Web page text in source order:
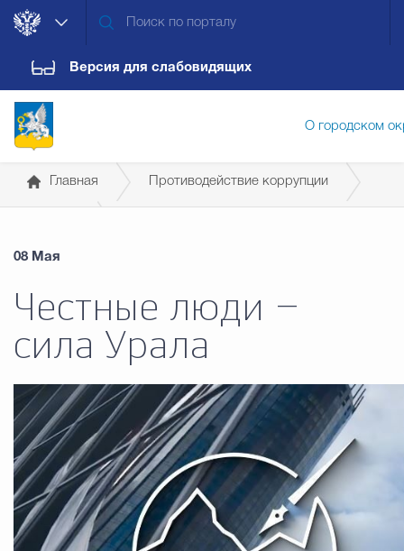
Версия для слабовидящих
О городском
Новости
Муниципальная
Противодействие
Главная Противодействие коррупции
08 Мая
Честные люди –
сила Урала